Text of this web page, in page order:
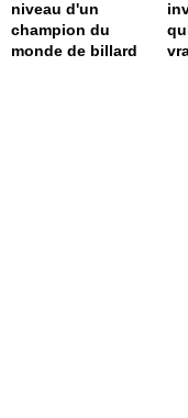
niveau d'un
champion du
monde de billard